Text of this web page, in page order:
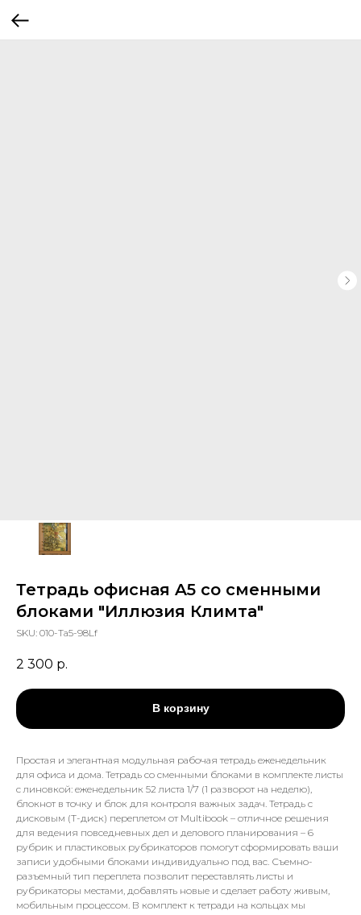
Тетрадь офисная A5 cо сменными
блоками "Иллюзия Климта"
SKU: 010-Та5-98Lf
2 300 р.
В корзину
Простая и элегантная модульная рабочая тетрадь еженедельник
для офиса и дома. Тетрадь со сменными блоками в комплекте листы
с линовкой: еженедельник 52 листа 1/7 (1 разворот на неделю),
блокнот в точку и блок для контроля важных задач. Тетрадь с
дисковым (T-диск) переплетом от Multibook – отличное решения
для ведения повседневных дел и делового планирования – 6
рубрик и пластиковых рубрикаторов помогут сформировать ваши
записи удобными блоками индивидуально под вас. Съемно-
разъемный тип переплета позволит переставлять листы и
рубрикаторы местами, добавлять новые и сделает работу живым,
мобильным процессом. В комплект к тетради на кольцах мы